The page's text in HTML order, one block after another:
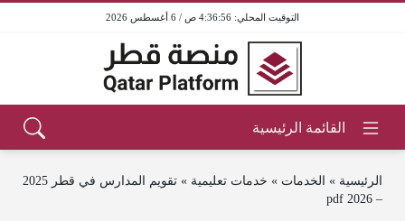
4:36:56 ص / 6 أغسطس 2026
الرئيسية » الخدمات » خدمات تعليمية »
تقويم المدارس في قطر 2025
– 2026 pdf